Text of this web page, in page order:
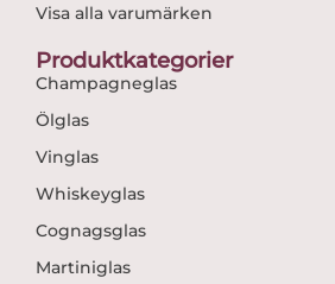
Visa alla varumärken
Produktkategorier
Champagneglas
Ölglas
Vinglas
Whiskeyglas
Cognagsglas
Martiniglas